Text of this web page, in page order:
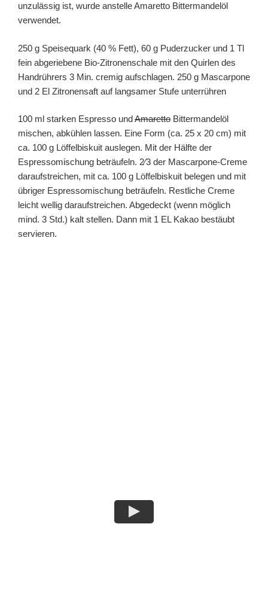
unzulässig ist, wurde anstelle Amaretto Bittermandelöl
verwendet.
250 g Speisequark (40 % Fett), 60 g Puderzucker und 1 Tl
fein abgeriebene Bio-Zitronenschale mit den Quirlen des
Handrührers 3 Min. cremig aufschlagen. 250 g Mascarpone
und 2 El Zitronensaft auf langsamer Stufe unterrühren
100 ml starken Espresso undAmaretto Bittermandelöl
mischen, abkühlen lassen. Eine Form (ca. 25 x 20 cm) mit
ca. 100 g Löffelbiskuit auslegen. Mit der Hälfte der
Espressomischung beträufeln. 2⁄3 der Mascarpone-Creme
daraufstreichen, mit ca. 100 g Löffelbiskuit belegen und mit
übriger Espressomischung beträufeln. Restliche Creme
leicht wellig daraufstreichen. Abgedeckt (wenn möglich
mind. 3 Std.) kalt stellen. Dann mit 1 EL Kakao bestäubt
servieren.